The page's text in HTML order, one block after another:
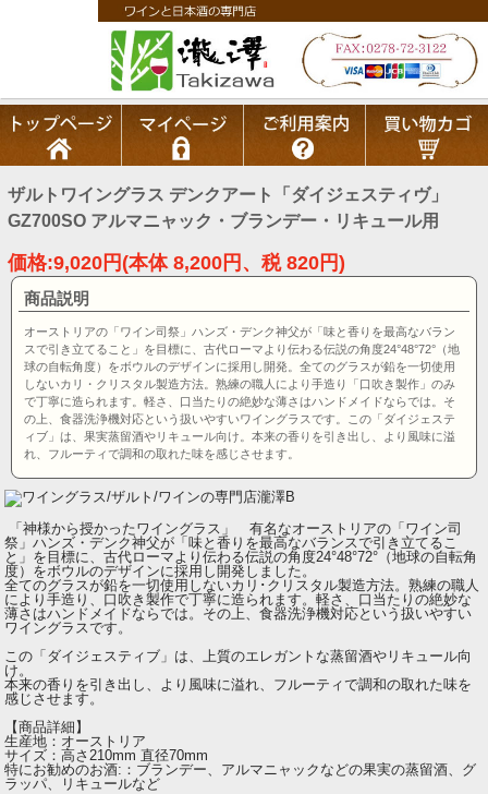
ザルトワイングラス デンクアート「ダイジェスティヴ」
GZ700SO アルマニャック・ブランデー・リキュール用
価格:9,020円(本体 8,200円、税 820円)
商品説明
オーストリアの「ワイン司祭」ハンズ・デンク神父が「味と香りを最高なバラン
スで引き立てること」を目標に、古代ローマより伝わる伝説の角度24°48°72°（地
球の自転角度）をボウルのデザインに採用し開発。全てのグラスが鉛を一切使用
しないカリ・クリスタル製造方法。熟練の職人により手造り「口吹き製作」のみ
で丁寧に造られます。軽さ、口当たりの絶妙な薄さはハンドメイドならでは。そ
の上、食器洗浄機対応という扱いやすいワイングラスです。この「ダイジェステ
ィブ」は、果実蒸留酒やリキュール向け。本来の香りを引き出し、より風味に溢
れ、フルーティで調和の取れた味を感じさせます。
「神様から授かったワイングラス」 有名なオーストリアの「ワイン司
祭」ハンズ・デンク神父が「味と香りを最高なバランスで引き立てるこ
と」を目標に、古代ローマより伝わる伝説の角度24°48°72°（地球の自転角
度）をボウルのデザインに採用し開発しました。
全てのグラスが鉛を一切使用しないカリ･クリスタル製造方法。熟練の職人
により手造り、口吹き製作で丁寧に造られます。軽さ、口当たりの絶妙な
薄さはハンドメイドならでは。その上、食器洗浄機対応という扱いやすい
ワイングラスです。
この「ダイジェスティブ」は、上質のエレガントな蒸留酒やリキュール向
け。
本来の香りを引き出し、より風味に溢れ、フルーティで調和の取れた味を
感じさせます。
【商品詳細】
生産地：オーストリア
サイズ：高さ210mm 直径70mm
特にお勧めのお酒:：ブランデー、アルマニャックなどの果実の蒸留酒、グ
ラッパ、リキュールなど